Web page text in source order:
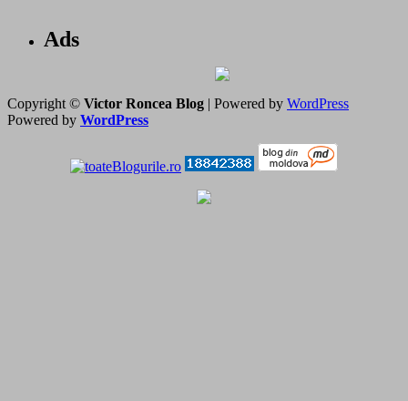
Ads
Copyright © Victor Roncea Blog | Powered by WordPress
Powered by WordPress